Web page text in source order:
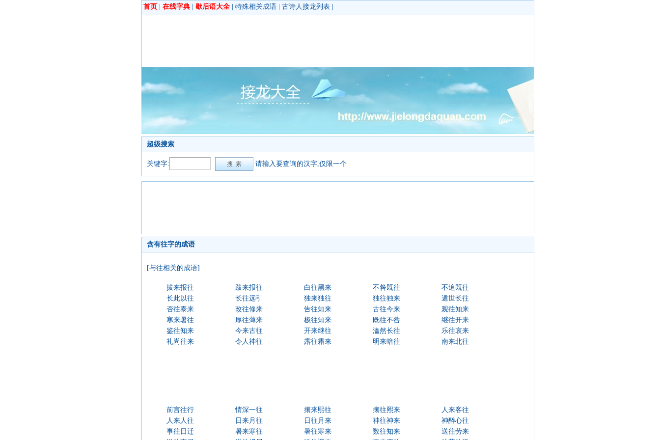
首页 在线字典 歇后语大全 特殊相关成语 古诗人接龙列表
超级搜索
关键字: 请输入要查询的汉字,仅限一个
含有往字的成语
[与往相关的成语]
拔来报往 跋来报往 白往黑来 不咎既往
不追既往
长此以往
长往远引 独来独往 独往独来
遁世长往
否往泰来
改往修来 告往知来 古往今来
观往知来
寒来暑往
厚往薄来 极往知来 既往不咎
继往开来
鉴往知来
今来古往 开来继往 溘然长往
乐往哀来
礼尚往来
令人神往 露往霜来 明来暗往 南来北往
前言往行 情深一往 攘来熙往 攘往熙来
人来客往
人来人往
日来月往 日往月来 神往神来
神醉心往
事往日迁
暑来寒往 暑往寒来 数往知来
送往劳来